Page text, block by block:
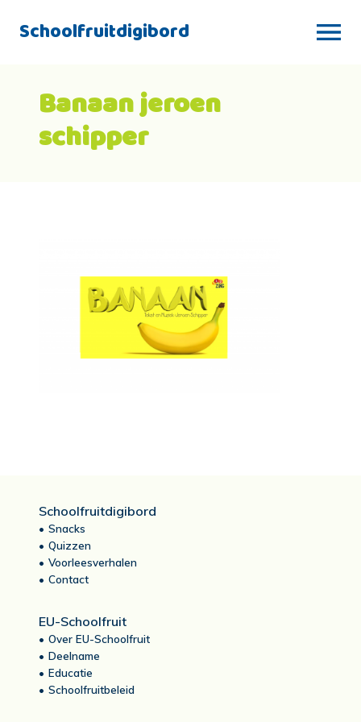
Schoolfruitdigibord
Banaan jeroen
schipper
Schoolfruitdigibord
Snacks
Quizzen
Voorleesverhalen
Contact
EU-Schoolfruit
Over EU-Schoolfruit
Deelname
Educatie
Schoolfruitbeleid